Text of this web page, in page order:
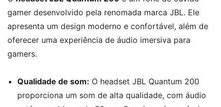
gamer desenvolvido pela renomada marca JBL. Ele
apresenta um design moderno e confortável, além de
oferecer uma experiência de áudio imersiva para
gamers.
Qualidade de som: O headset JBL Quantum 200
proporciona um som de alta qualidade, com áudio